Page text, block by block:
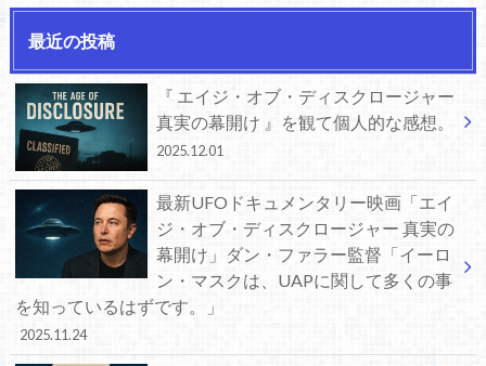
最近の投稿
『 エイジ・オブ・ディスクロージャー
真実の幕開け 』を観て個人的な感想。
2025.12.01
最新UFOドキュメンタリー映画「エイ
ジ・オブ・ディスクロージャー 真実の
幕開け」ダン・ファラー監督「イーロ
ン・マスクは、UAPに関して多くの事
を知っているはずです。」
2025.11.24